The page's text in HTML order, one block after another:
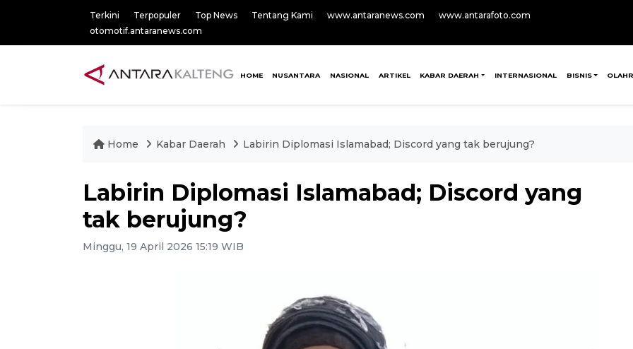
Terkini Terpopuler Top News Tentang Kami www.antaranews.com
www.antarafoto.com
otomotif.antaranews.com
HOME NUSANTARA NASIONAL ARTIKEL KABAR DAERAH INTERNASIONAL BISNIS
Home Kabar Daerah Labirin Diplomasi Islamabad; Discord yang tak berujung?
Labirin Diplomasi Islamabad; Discord yang
tak berujung?
Minggu, 19 April 2026 15:19 WIB